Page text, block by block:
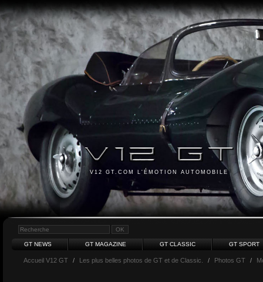
V12 GT.COM L'ÉMOTION AUTOMOBILE
GT NEWS GT MAGAZINE GT CLASSIC GT SPORT
Accueil V12 GT / Les plus belles photos de GT et de Classic. / Photos GT /